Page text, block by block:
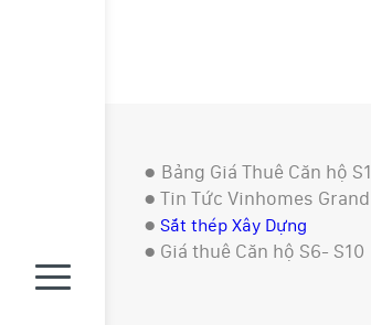
● Bảng Giá Thuê Căn hộ
● Tin Tức Vinhomes
● Sắt thép Xây Dựng
● Giá thuê Căn hộ S6- S10